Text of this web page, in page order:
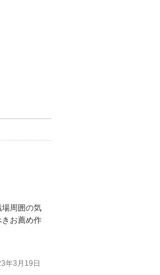
周囲の気
お薦め作
年3月19日